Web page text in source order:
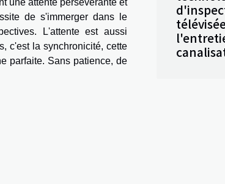
de s'immerger dans le
L'attente est aussi
c'est la synchronicité, cette
parfaite. Sans patience, de